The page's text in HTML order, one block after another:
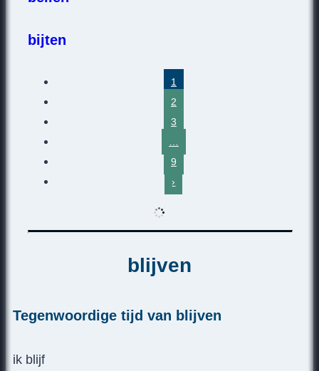
bijten
1
2
3
9
›
blijven
Tegenwoordige tijd van blijven
ik blijf